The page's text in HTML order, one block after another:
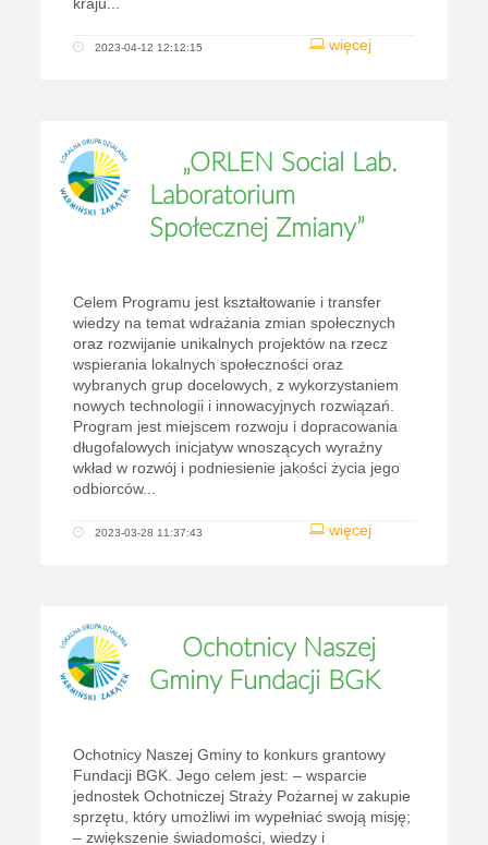
więcej
2023-04-12 12:12:15
„ORLEN Social Lab.
Laboratorium
Społecznej Zmiany”
Celem Programu jest kształtowanie i transfer
wiedzy na temat wdrażania zmian społecznych
oraz rozwijanie unikalnych projektów na rzecz
wspierania lokalnych społeczności oraz
wybranych grup docelowych, z wykorzystaniem
nowych technologii i innowacyjnych rozwiązań.
Program jest miejscem rozwoju i dopracowania
długofalowych inicjatyw wnoszących wyraźny
wkład w rozwój i podniesienie jakości życia jego
odbiorców...
więcej
2023-03-28 11:37:43
Ochotnicy Naszej
Gminy Fundacji BGK
Ochotnicy Naszej Gminy to konkurs grantowy
Fundacji BGK. Jego celem jest: – wsparcie
jednostek Ochotniczej Straży Pożarnej w zakupie
sprzętu, który umożliwi im wypełniać swoją misję;
– zwiększenie świadomości, wiedzy i